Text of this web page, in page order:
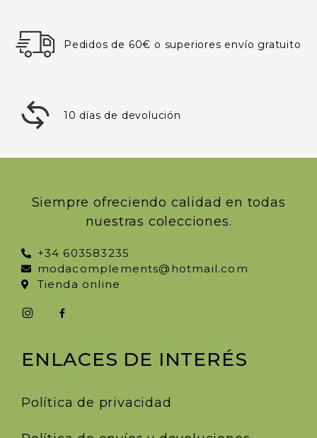
Pedidos de 60€ o superiores envío gratuito
10 días de devolución
Siempre ofreciendo calidad en todas
nuestras colecciones.
+34 603583235
modacomplements@hotmail.com
Tienda online
ENLACES DE INTERÉS
Política de privacidad